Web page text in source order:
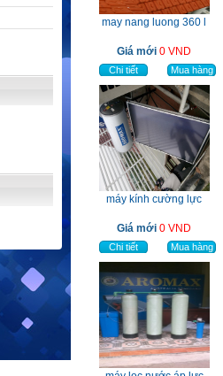
Giá mới0 VND
Chi tiết Mua hàng
máy kính cường lực
Giá mới0 VND
Chi tiết Mua hàng
máy lọc nước áp lực